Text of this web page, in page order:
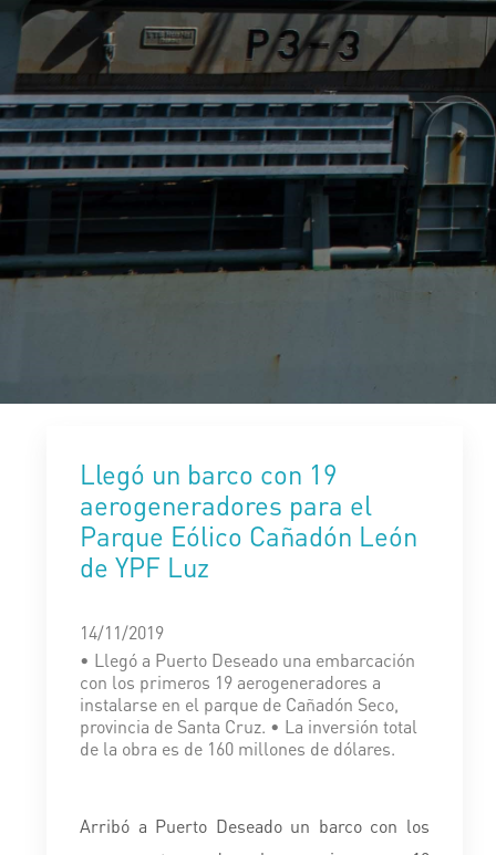
Llegó un barco con 19
aerogeneradores para el
Parque Eólico Cañadón León
de YPF Luz
14/11/2019
• Llegó a Puerto Deseado una embarcación
con los primeros 19 aerogeneradores a
instalarse en el parque de Cañadón Seco,
provincia de Santa Cruz. • La inversión total
de la obra es de 160 millones de dólares.
Arribó a Puerto Deseado un barco con los